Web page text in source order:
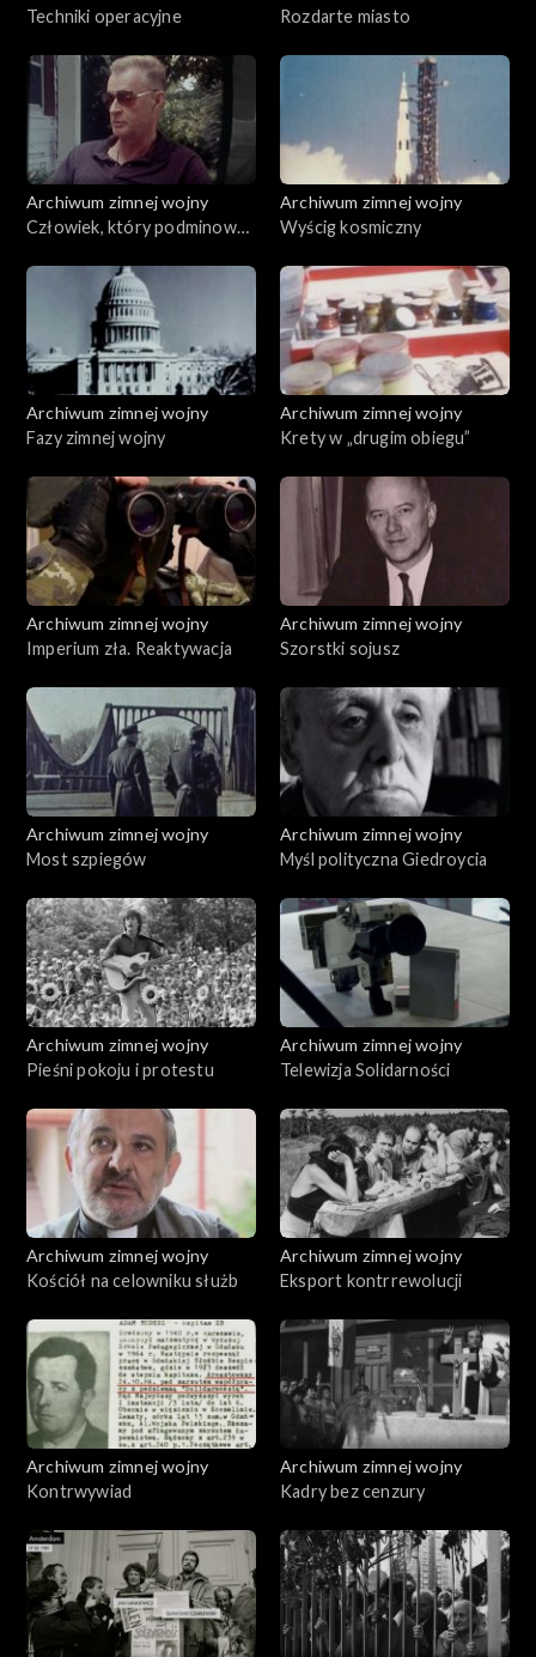
Techniki operacyjne
Rozdarte miasto
Archiwum zimnej wojny
Człowiek, który podminował
Archiwum zimnej wojny
Wyścig kosmiczny
Archiwum zimnej wojny
Fazy zimnej wojny
Archiwum zimnej wojny
Krety w „drugim obiegu”
Archiwum zimnej wojny
Imperium zła. Reaktywacja
Archiwum zimnej wojny
Szorstki sojusz
Archiwum zimnej wojny
Most szpiegów
Archiwum zimnej wojny
Myśl polityczna Giedroycia
Archiwum zimnej wojny
Pieśni pokoju i protestu
Archiwum zimnej wojny
Telewizja Solidarności
Archiwum zimnej wojny
Kościół na celowniku służb
Archiwum zimnej wojny
Eksport kontrrewolucji
Archiwum zimnej wojny
Kontrwywiad
Archiwum zimnej wojny
Kadry bez cenzury